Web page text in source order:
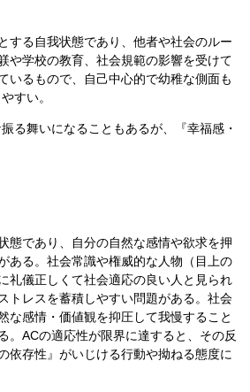
する自我状態であり、他者や社会のルー
や学校の教育、社会規範の影響を受けて
いるもので、自己中心的で幼稚な側面も
すい。
る舞いになることもあるが、『幸福感・
態であり、自分の自然な感情や欲求を押
ある。社会常識や権威的な人物（目上の
礼儀正しくて社会適応の良い人と見られ
トレスを蓄積しやすい問題がある。社会
な感情・価値観を抑圧して我慢すること
。ACの適応性が限界に達すると、その反
依存性』がいじける行動や拗ねる態度に